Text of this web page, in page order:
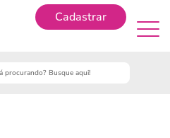
Cadastrar